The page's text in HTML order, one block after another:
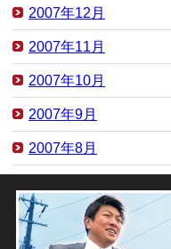
2007年12月
2007年11月
2007年10月
2007年9月
2007年8月